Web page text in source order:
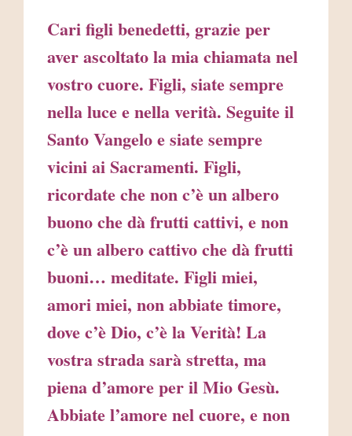
Cari figli benedetti, grazie per
aver ascoltato la mia chiamata nel
vostro cuore. Figli, siate sempre
nella luce e nella verità. Seguite il
Santo Vangelo e siate sempre
vicini ai Sacramenti. Figli,
ricordate che non c’è un albero
buono che dà frutti cattivi, e non
c’è un albero cattivo che dà frutti
buoni… meditate. Figli miei,
amori miei, non abbiate timore,
dove c’è Dio, c’è la Verità! La
vostra strada sarà stretta, ma
piena d’amore per il Mio Gesù.
Abbiate l’amore nel cuore, e non